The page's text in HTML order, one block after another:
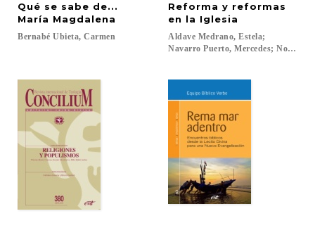
Qué se sabe de...
María Magdalena
Bernabé Ubieta, Carmen
Reforma y reformas
en la Iglesia
Aldave Medrano, Estela;
Navarro Puerto, Mercedes; Noceti,